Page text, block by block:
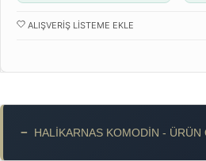
ALIŞVERIŞ LISTEME EKLE
− HALIKARNAS KOMODIN - ÜRÜN